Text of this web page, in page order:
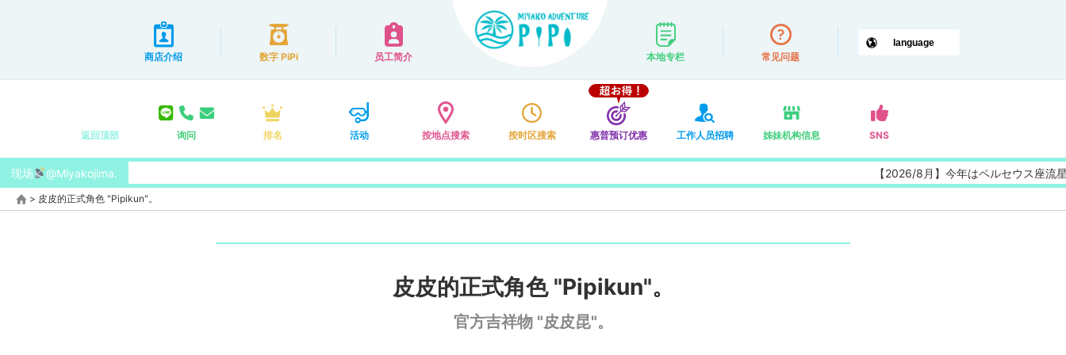
商店介绍 数字 PiPi 员工简介 本地专栏 常见问题
返回顶部 询问 排名 活动 按地点搜索 按时区搜索 惠普预订优惠 工作人员招聘 姊妹机构信息 SNS
现场 @Miyakojima. 【2026/8月】今年はペルセウス座流星群
> 皮皮的正式角色 "Pipikun"。
皮皮的正式角色 "Pipikun"。
官方吉祥物 "皮皮昆"。